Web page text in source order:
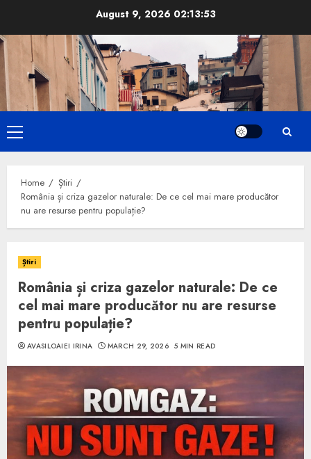
content
August 9, 2026 02:13:54
Primary
Menu
Home
Știri
România și criza gazelor naturale: De ce cel mai mare producător
nu are resurse pentru populație?
Știri
România și criza gazelor naturale: De ce
cel mai mare producător nu are resurse
pentru populație?
AVASILOAIEI IRINA MARCH 29, 2026 5 MIN READ